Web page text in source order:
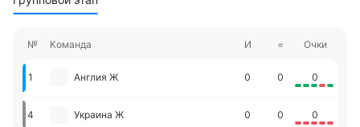
№ Команда И = Очки
1 Англия Ж 0 0 0
4 Украина Ж 0 0 0